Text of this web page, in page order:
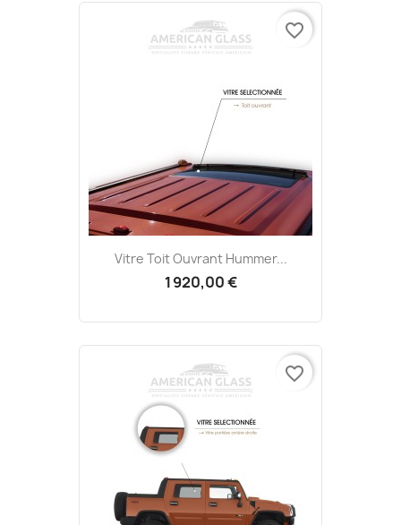
Vitre Toit Ouvrant Hummer...
1 920,00 €
favorite_border
favorite_border